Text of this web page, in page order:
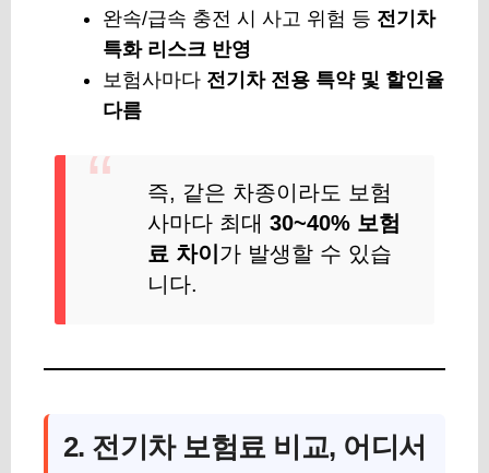
완속/급속 충전 시 사고 위험 등 전기차
특화 리스크 반영
보험사마다 전기차 전용 특약 및 할인율
다름
즉, 같은 차종이라도 보험
사마다 최대 30~40% 보험
료 차이 가 발생할 수 있습
니다.
2. 전기차 보험료 비교, 어디서